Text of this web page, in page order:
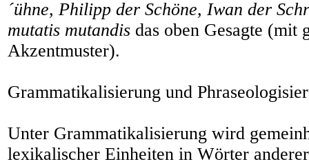
´ühne, Philipp der Schöne, Iwan der
mutatis mutandis das oben Gesagte (mit
Akzentmuster).
Grammatikalisierung und
Unter Grammatikalisierung wird
lexikalischer Einheiten in Wörter